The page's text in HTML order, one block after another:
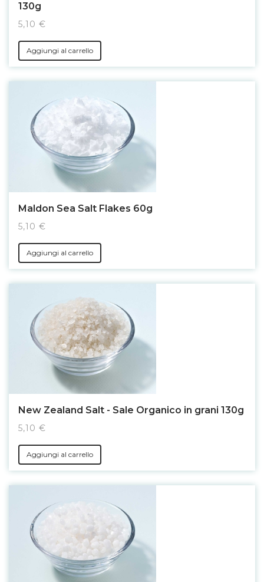
130g
5,10 €
Aggiungi al carrello
Maldon Sea Salt Flakes 60g
5,10 €
Aggiungi al carrello
New Zealand Salt - Sale Organico in grani 130g
5,10 €
Aggiungi al carrello